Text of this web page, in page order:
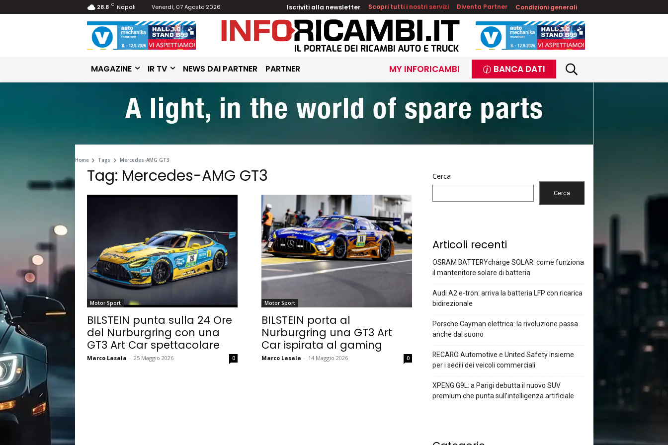
28.8 C Napoli Venerdì, 07 Agosto 2026 Iscriviti alla newsletter Scopri tutti i nostri servizi Diventa Partner Condizioni generali
MAGAZINE IR TV NEWS DAI PARTNER PARTNER MY INFORICAMBI BANCA DATI
Home Tags Mercedes-AMG GT3
Tag: Mercedes-AMG GT3
Motor Sport
BILSTEIN punta sulla 24 Ore
del Nurburgring con una
GT3 Art Car spettacolare
Marco Lasala - 25 Maggio 2026 0
Motor Sport
BILSTEIN porta al
Nurburgring una GT3 Art
Car ispirata al gaming
Marco Lasala - 14 Maggio 2026 0
Cerca
Cerca
Articoli recenti
OSRAM BATTERYcharge SOLAR: come funziona
il mantenitore solare di batteria
Audi A2 e-tron: arriva la batteria LFP con ricarica
bidirezionale
Porsche Cayman elettrica: la rivoluzione passa
anche dal suono
RECARO Automotive e United Safety insieme
per i sedili dei veicoli commerciali
XPENG G9L: a Parigi debutta il nuovo SUV
premium che punta sull’intelligenza artificiale